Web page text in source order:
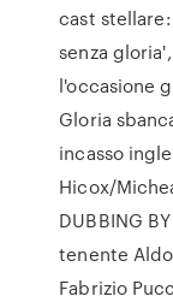
cast
senza
l'occasione
Gloria
incasso
Hicox/
DUBBING
tenente
Fabrizio